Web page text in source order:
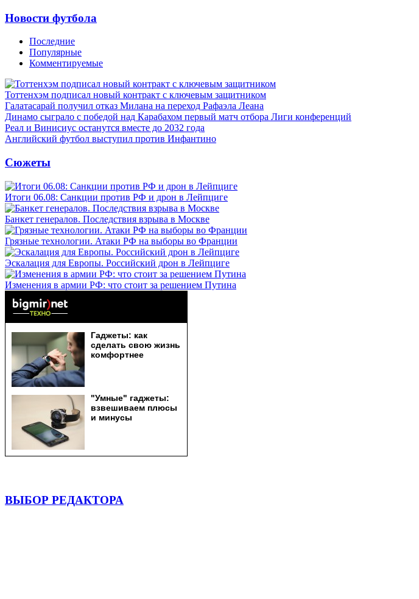
Новости футбола
Последние
Популярные
Комментируемые
Тоттенхэм подписал новый контракт с ключевым защитником
Галатасарай получил отказ Милана на переход Рафаэла Леана
Динамо сыграло с победой над Карабахом первый матч отбора Лиги конференций
Реал и Винисиус останутся вместе до 2032 года
Английский футбол выступил против Инфантино
Сюжеты
Итоги 06.08: Санкции против РФ и дрон в Лейпциге
Банкет генералов. Последствия взрыва в Москве
Грязные технологии. Атаки РФ на выборы во Франции
Эскалация для Европы. Российский дрон в Лейпциге
Изменения в армии РФ: что стоит за решением Путина
ВЫБОР РЕДАКТОРА